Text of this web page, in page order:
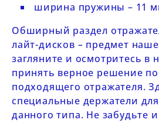
ширина пружины – 11
Обширный раздел
лайт-дисков – предмет
загляните и осмотритесь в
принять верное решение
подходящего отражателя.
специальные держатели
данного типа. Не забудьте